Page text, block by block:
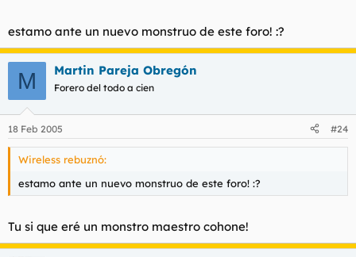
:|
estamo ante un nuevo monstruo de este foro! :?
M Martin Pareja Obregón
Forero del todo a cien
18 Feb 2005 #24
Wireless rebuznó:
estamo ante un nuevo monstruo de este foro! :?
Tu si que eré un monstro maestro cohone!